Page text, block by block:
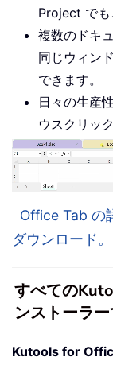
Project でも
複数のドキ
同じウィン
できます。
日々の生産
ウスクリッ
Office Tab の
ダウンロード。
すべての
ンストーラー
Kutools for